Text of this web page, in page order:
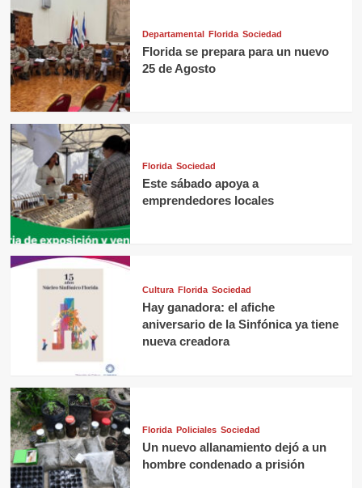
Departamental Florida Sociedad
Florida se prepara para un nuevo
25 de Agosto
Florida Sociedad
Este sábado apoya a
emprendedores locales
Cultura Florida Sociedad
Hay ganadora: el afiche
aniversario de la Sinfónica ya tiene
nueva creadora
Florida Policiales Sociedad
Un nuevo allanamiento dejó a un
hombre condenado a prisión